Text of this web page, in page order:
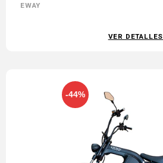
EWAY
VER DETALLES
-44%